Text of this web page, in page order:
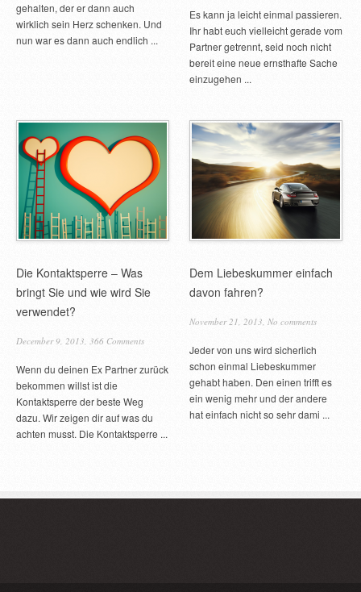
dann empfiehlt es
hören. Dies hat
man sich selbst
Wie
Freund
March 7, 2012,
Wie bekomme ich
Frauen stellen sich
einfache Antwort
gehalten, der er dann auch
wirklich sein Herz schenken. Und
nun war es dann auch endlich ...
Es kann ja leicht einmal passieren.
Ihr habt euch vielleicht gerade vom
Partner getrennt, seid noch nicht
bereit eine neue ernsthafte Sache
einzugehen ...
Die Kontaktsperre – Was
bringt Sie und wie wird Sie
verwendet?
December 9, 2013, 366 Comments
Wenn du deinen Ex Partner zurück
bekommen willst ist die
Kontaktsperre der beste Weg
dazu. Wir zeigen dir auf was du
achten musst. Die Kontaktsperre ...
Dem Liebeskummer einfach
davon fahren?
November 21, 2013, No comments
Jeder von uns wird sicherlich
schon einmal Liebeskummer
gehabt haben. Den einen trifft es
ein wenig mehr und der andere
hat einfach nicht so sehr dami ...